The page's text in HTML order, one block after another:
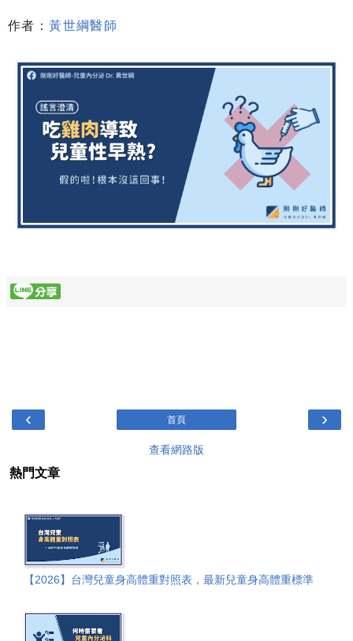
作者：黃世綱醫師
‹ ›
首頁
查看網路版
熱門文章
【2026】台灣兒童身高體重對照表，最新兒童身高體重標準